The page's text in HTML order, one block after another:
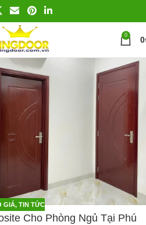
0 0
GIÁ, TIN TỨC
Cho Phòng Ngủ Tại Phú